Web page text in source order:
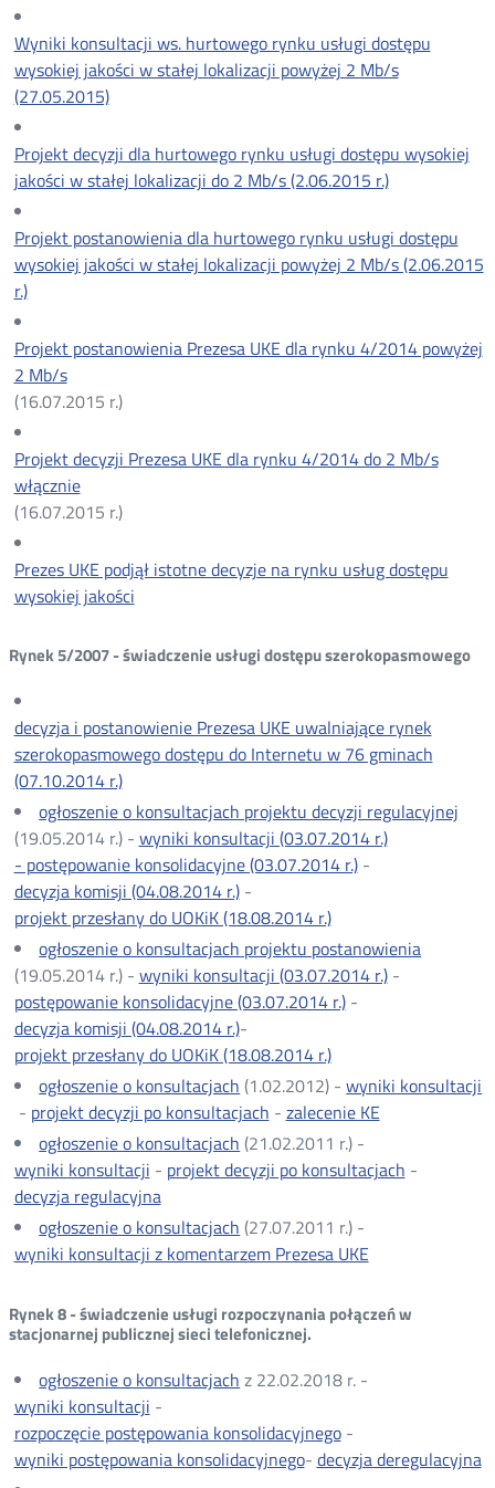
Wyniki konsultacji ws. hurtowego rynku usługi dostępu
wysokiej jakości w stałej lokalizacji powyżej 2 Mb/s
(27.05.2015)
Projekt decyzji dla hurtowego rynku usługi dostępu wysokiej
jakości w stałej lokalizacji do 2 Mb/s (2.06.2015 r.)
Projekt postanowienia dla hurtowego rynku usługi dostępu
wysokiej jakości w stałej lokalizacji powyżej 2 Mb/s (2.06.2015
r.)
Projekt postanowienia Prezesa UKE dla rynku 4/2014 powyżej
2 Mb/s
(16.07.2015 r.)
Projekt decyzji Prezesa UKE dla rynku 4/2014 do 2 Mb/s
włącznie
(16.07.2015 r.)
Prezes UKE podjął istotne decyzje na rynku usług dostępu
wysokiej jakości
Rynek 5/2007 - świadczenie usługi dostępu szerokopasmowego
decyzja i postanowienie Prezesa UKE uwalniające rynek
szerokopasmowego dostępu do Internetu w 76 gminach
(07.10.2014 r.)
ogłoszenie o konsultacjach projektu decyzji regulacyjnej
(19.05.2014 r.) - wyniki konsultacji (03.07.2014 r.)
- postępowanie konsolidacyjne (03.07.2014 r.)-
decyzja komisji (04.08.2014 r.)-
projekt przesłany do UOKiK (18.08.2014 r.)
ogłoszenie o konsultacjach projektu postanowienia
(19.05.2014 r.) - wyniki konsultacji (03.07.2014 r.)-
postępowanie konsolidacyjne (03.07.2014 r.)-
decyzja komisji (04.08.2014 r.)-
projekt przesłany do UOKiK (18.08.2014 r.)
ogłoszenie o konsultacjach (1.02.2012) -wyniki konsultacji
- projekt decyzji po konsultacjach - zalecenie KE
nowym
ogłoszenie o konsultacjach (21.02.2011 r.) -
wyniki konsultacji - projekt decyzji po konsultacjach -
decyzja regulacyjna
ogłoszenie o konsultacjach (27.07.2011 r.) -
wyniki konsultacji z komentarzem Prezesa UKE
Rynek 8 - świadczenie usługi rozpoczynania połączeń w
stacjonarnej publicznej sieci telefonicznej.
ogłoszenie o konsultacjach z 22.02.2018 r. -
wyniki konsultacji -
rozpoczęcie postępowania konsolidacyjnego-
wyniki postępowania konsolidacyjnego- decyzja deregulacyjna